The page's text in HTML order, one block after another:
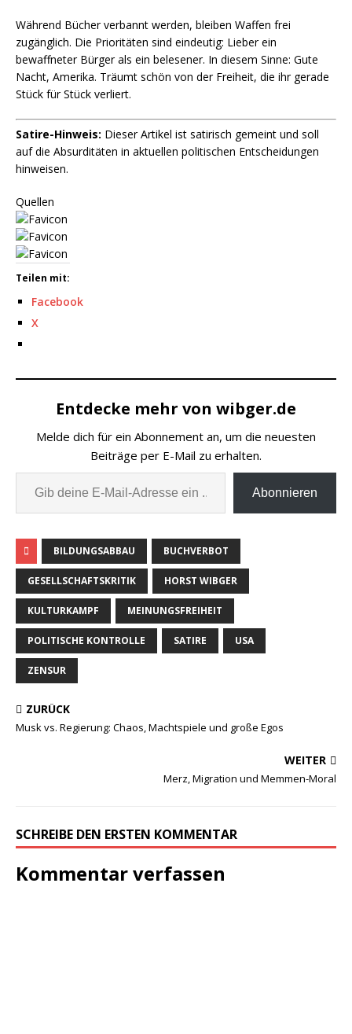
Während Bücher verbannt werden, bleiben Waffen frei
zugänglich. Die Prioritäten sind eindeutig: Lieber ein
bewaffneter Bürger als ein belesener. In diesem Sinne: Gute
Nacht, Amerika. Träumt schön von der Freiheit, die ihr gerade
Stück für Stück verliert.
Satire-Hinweis: Dieser Artikel ist satirisch gemeint und soll
auf die Absurditäten in aktuellen politischen Entscheidungen
hinweisen.
Quellen
Teilen mit:
Facebook
X
Entdecke mehr von wibger.de
Melde dich für ein Abonnement an, um die neuesten
Beiträge per E-Mail zu erhalten.
Abonnieren
BILDUNGSABBAU BUCHVERBOT
GESELLSCHAFTSKRITIK HORST WIBGER
KULTURKAMPF MEINUNGSFREIHEIT
POLITISCHE KONTROLLE SATIRE USA
ZENSUR
ZURÜCK
Musk vs. Regierung: Chaos, Machtspiele und große Egos
WEITER
Merz, Migration und Memmen-Moral
SCHREIBE DEN ERSTEN KOMMENTAR
Kommentar verfassen